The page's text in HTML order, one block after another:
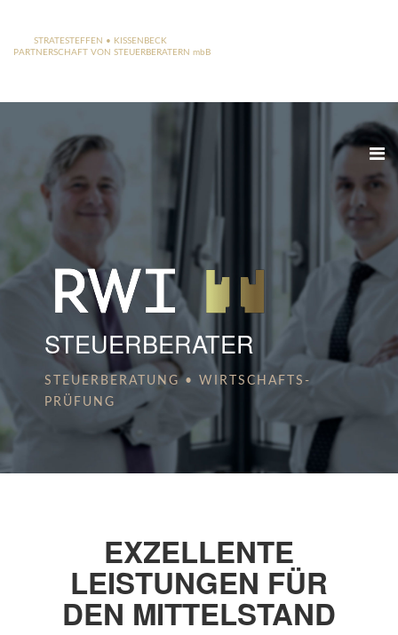
STRATESTEFFEN • KISSENBECK
PARTNERSCHAFT VON STEUERBERATERN mbB
STEUERBERATER
STEUERBERATUNG • WIRTSCHAFTS­
PRÜFUNG
EXZELLENTE
LEISTUNGEN FÜR
DEN MITTELSTAND